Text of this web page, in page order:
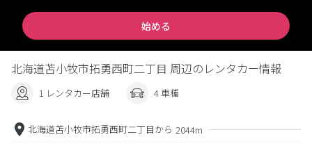
始める
北海道苫小牧市拓勇西町二丁目 周辺のレンタカー情報
1 レンタカー店舗 4 車種
北海道苫小牧市拓勇西町二丁目から 2044m